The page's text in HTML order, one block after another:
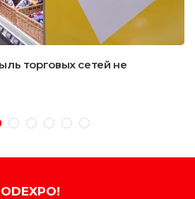
торговых сетей не